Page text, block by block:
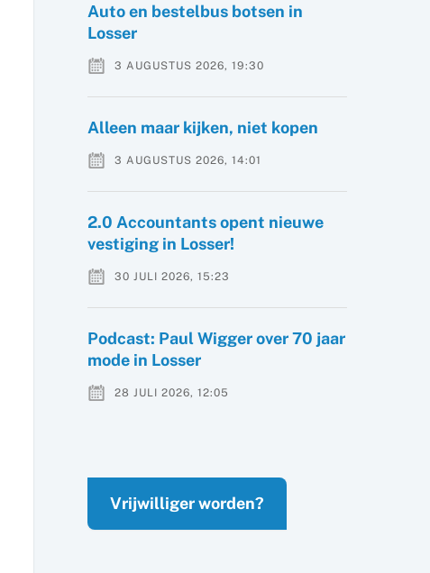
Auto en bestelbus botsen in
Losser
3 AUGUSTUS 2026, 19:30
Alleen maar kijken, niet kopen
3 AUGUSTUS 2026, 14:01
2.0 Accountants opent nieuwe
vestiging in Losser!
30 JULI 2026, 15:23
Podcast: Paul Wigger over 70 jaar
mode in Losser
28 JULI 2026, 12:05
Vrijwilliger worden?